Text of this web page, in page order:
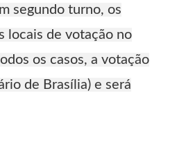
segundo turno, os
locais de votação no
os casos, a votação
de Brasília) e será